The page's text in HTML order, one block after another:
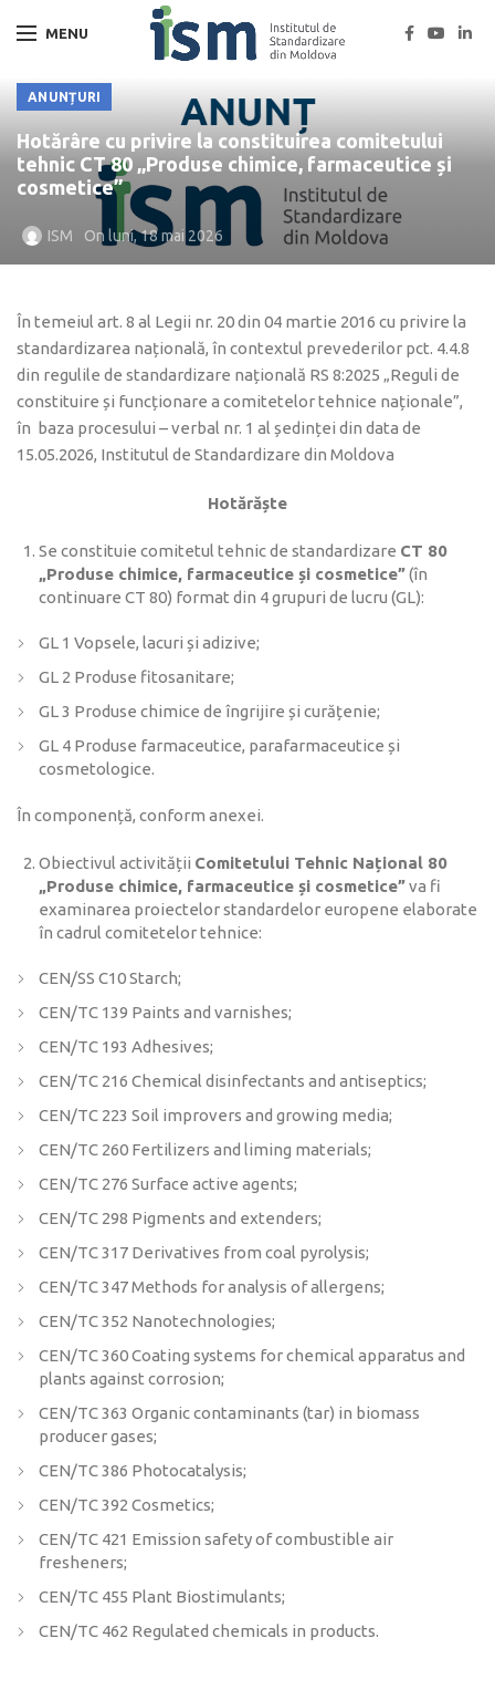
MENU
ANUNȚURI
Hotărâre cu privire la constituirea comitetului
tehnic CT 80 „Produse chimice, farmaceutice și
cosmetice”
ISM On luni, 18 mai 2026
În temeiul art. 8 al Legii nr. 20 din 04 martie 2016 cu privire la
standardizarea națională, în contextul prevederilor pct. 4.4.8
din regulile de standardizare națională RS 8:2025 „Reguli de
constituire și funcționare a comitetelor tehnice naționale”,
în baza procesului – verbal nr. 1 al ședinței din data de
15.05.2026, Institutul de Standardizare din Moldova
Hotărăște
Se constituie comitetul tehnic de standardizare CT 80
„Produse chimice, farmaceutice și cosmetice”(în
continuare CT 80) format din 4 grupuri de lucru (GL):
GL 1 Vopsele, lacuri și adizive;
GL 2 Produse fitosanitare;
GL 3 Produse chimice de îngrijire și curățenie;
GL 4 Produse farmaceutice, parafarmaceutice și
cosmetologice.
În componență, conform anexei.
Obiectivul activității Comitetului Tehnic Național 80
„Produse chimice, farmaceutice și cosmetice”va fi
examinarea proiectelor standardelor europene elaborate
în cadrul comitetelor tehnice:
CEN/SS C10 Starch;
CEN/TC 139 Paints and varnishes;
CEN/TC 193 Adhesives;
CEN/TC 216 Chemical disinfectants and antiseptics;
CEN/TC 223 Soil improvers and growing media;
CEN/TC 260 Fertilizers and liming materials;
CEN/TC 276 Surface active agents;
CEN/TC 298 Pigments and extenders;
CEN/TC 317 Derivatives from coal pyrolysis;
CEN/TC 347 Methods for analysis of allergens;
CEN/TC 352 Nanotechnologies;
CEN/TC 360 Coating systems for chemical apparatus and
plants against corrosion;
CEN/TC 363 Organic contaminants (tar) in biomass
producer gases;
CEN/TC 386 Photocatalysis;
CEN/TC 392 Cosmetics;
CEN/TC 421 Emission safety of combustible air
fresheners;
CEN/TC 455 Plant Biostimulants;
CEN/TC 462 Regulated chemicals in products.